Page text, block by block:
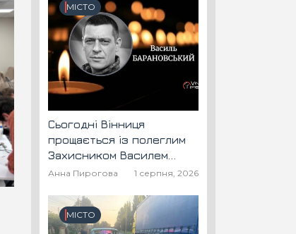
МІСТО
Сьогодні Вінниця
прощається із полеглим
Захисником Василем
Барановським "Шторм"
Анна Пирогова 1 серпня, 2026
МІСТО